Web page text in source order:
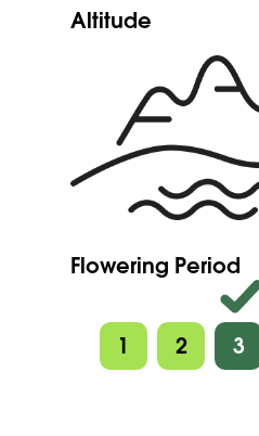
Altitude
Flowering Period
1 2 3